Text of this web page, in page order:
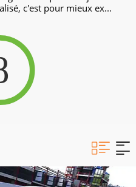
c'est pour mieux ex...